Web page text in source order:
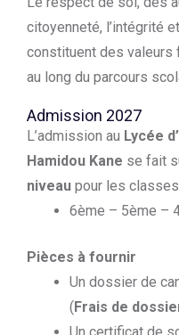
citoyenneté, l’intégrité
constituent des valeurs
au long du parcours
Admission 2027
L’admission au Lycée
Hamidou Kane se fait
niveau pour les
6ème – 5ème –
Pièces à fournir
Un dossier de
(Frais de